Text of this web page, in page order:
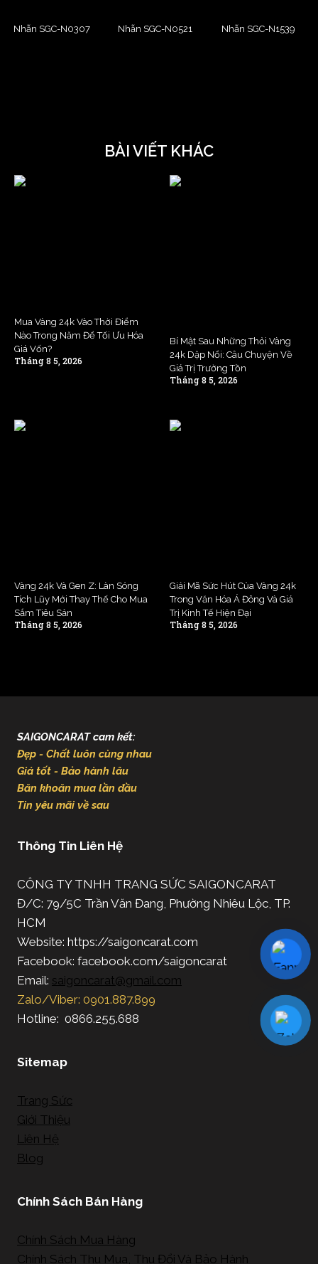
Nhẫn SGC-N0307 Nhẫn SGC-N0521 Nhẫn SGC-N1539
BÀI VIẾT KHÁC
Mua Vàng 24k Vào Thời Điểm
Nào Trong Năm Để Tối Ưu Hóa
Giá Vốn?
Tháng 8 5, 2026
Bí Mật Sau Những Thỏi Vàng
24k Dập Nổi: Câu Chuyện Về
Giá Trị Trường Tồn
Tháng 8 5, 2026
Vàng 24k Và Gen Z: Làn Sóng
Tích Lũy Mới Thay Thế Cho Mua
Sắm Tiêu Sản
Tháng 8 5, 2026
Giải Mã Sức Hút Của Vàng 24k
Trong Văn Hóa Á Đông Và Giá
Trị Kinh Tế Hiện Đại
Tháng 8 5, 2026
SAIGONCARAT cam kết:
Đẹp - Chất luôn cùng nhau
Giá tốt - Bảo hành lâu
Băn khoăn mua lần đầu
Tin yêu mãi về sau
Thông Tin Liên Hệ
CÔNG TY TNHH TRANG SỨC SAIGONCARAT
Đ/C: 79/5C Trần Văn Đang, Phường Nhiêu Lộc, TP.
HCM
Website: https://saigoncarat.com
Facebook: facebook.com/saigoncarat
Email: saigoncarat@gmail.com
Zalo/Viber: 0901.887.899
Hotline: 0866.255.688
Sitemap
Trang Sức
Giới Thiệu
Liên Hệ
Blog
Chính Sách Bán Hàng
Chính Sách Mua Hàng
Chính Sách Thu Mua, Thu Đổi Và Bảo Hành